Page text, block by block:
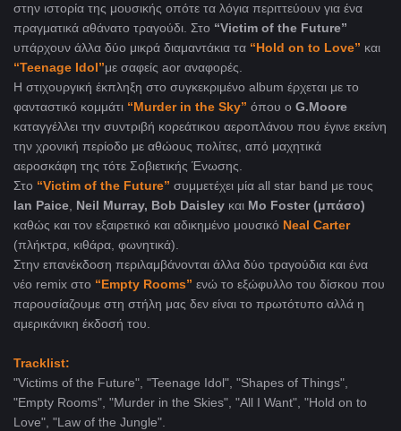
στην ιστορία της μουσικής οπότε τα λόγια περιττεύουν για ένα
πραγματικά αθάνατο τραγούδι. Στο “Victim of the Future”
υπάρχουν άλλα δύο μικρά διαμαντάκια τα “Hold on to Love” και
“Teenage Idol”με σαφείς aor αναφορές.
Η στιχουργική έκπληξη στο συγκεκριμένο album έρχεται με το
φανταστικό κομμάτι “Murder in the Sky” όπου ο G.Moore
καταγγέλλει την συντριβή κορεάτικου αεροπλάνου που έγινε εκείνη
την χρονική περίοδο με αθώους πολίτες, από μαχητικά
αεροσκάφη της τότε Σοβιετικής Ένωσης.
Στο “Victim of the Future” συμμετέχει μία all star band με τους
Ian Paice, Neil Murray, Bob Daisley και Mo Foster (μπάσο)
καθώς και τον εξαιρετικό και αδικημένο μουσικό Neal Carter
(πλήκτρα, κιθάρα, φωνητικά).
Στην επανέκδοση περιλαμβάνονται άλλα δύο τραγούδια και ένα
νέο remix στο “Empty Rooms” ενώ το εξώφυλλο του δίσκου που
παρουσίαζουμε στη στήλη μας δεν είναι το πρωτότυπο αλλά η
αμερικάνικη έκδοσή του.
Tracklist:
"Victims of the Future", "Teenage Idol", "Shapes of Things",
"Empty Rooms", "Murder in the Skies", "All I Want", "Hold on to
Love", "Law of the Jungle".